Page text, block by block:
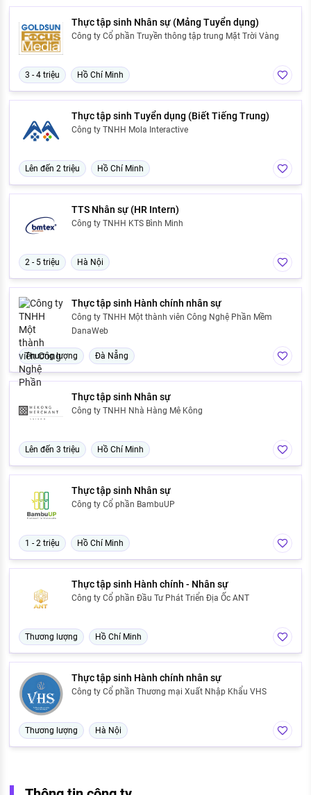
Thực tập sinh Nhân sự (Mảng Tuyển dụng)
Công ty Cổ phần Truyền thông tập trung Mặt Trời Vàng
3 - 4 triệu Hồ Chí Minh
Thực tập sinh Tuyển dụng (Biết Tiếng Trung)
Công ty TNHH Mola Interactive
Lên đến 2 triệu Hồ Chí Minh
TTS Nhân sự (HR Intern)
Công ty TNHH KTS Bình Minh
2 - 5 triệu Hà Nội
Thực tập sinh Hành chính nhân sự
Công ty TNHH Một thành viên Công Nghệ Phần Mềm
DanaWeb
Thương lượng Đà Nẵng
Thực tập sinh Nhân sự
Công ty TNHH Nhà Hàng Mê Kông
Lên đến 3 triệu Hồ Chí Minh
Thực tập sinh Nhân sự
Công ty Cổ phần BambuUP
1 - 2 triệu Hồ Chí Minh
Thực tập sinh Hành chính - Nhân sự
Công ty Cổ phần Đầu Tư Phát Triển Địa Ốc ANT
Thương lượng Hồ Chí Minh
Thực tập sinh Hành chính nhân sự
Công ty Cổ phần Thương mại Xuất Nhập Khẩu VHS
Thương lượng Hà Nội